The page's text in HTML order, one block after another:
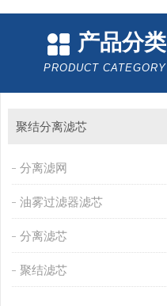
产品分类
PRODUCT CATEGORY
聚结分离滤芯
分离滤网
油雾过滤器滤芯
分离滤芯
聚结滤芯